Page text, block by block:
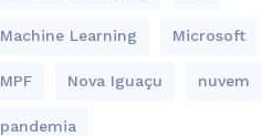
Machine Learning Microsoft
MPF Nova Iguaçu nuvem
pandemia